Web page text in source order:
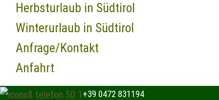
Herbsturlaub in Südtirol
Winterurlaub in Südtirol
Anfrage/Kontakt
Anfahrt
+39 0472 831194